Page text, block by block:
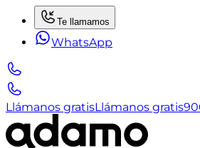
Te llamamos
WhatsApp
Llámanos gratisLlámanos gratis